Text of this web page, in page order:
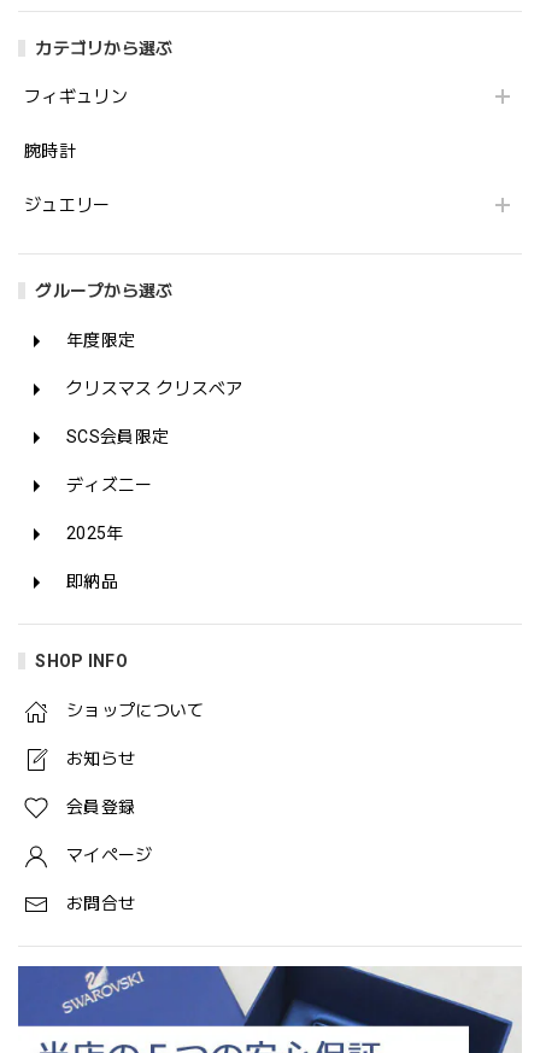
カテゴリから選ぶ
フィギュリン
腕時計
ジュエリー
グループから選ぶ
年度限定
クリスマス クリスベア
SCS会員限定
ディズニー
2025年
即納品
SHOP INFO
ショップについて
お知らせ
会員登録
マイページ
お問合せ